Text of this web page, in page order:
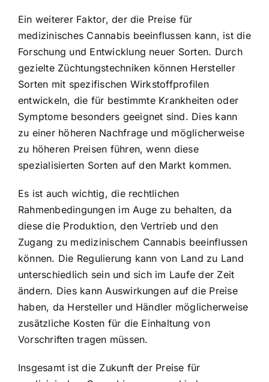
Ein weiterer Faktor, der die Preise für
medizinisches Cannabis beeinflussen kann, ist die
Forschung und Entwicklung neuer Sorten. Durch
gezielte Züchtungstechniken können Hersteller
Sorten mit spezifischen Wirkstoffprofilen
entwickeln, die für bestimmte Krankheiten oder
Symptome besonders geeignet sind. Dies kann
zu einer höheren Nachfrage und möglicherweise
zu höheren Preisen führen, wenn diese
spezialisierten Sorten auf den Markt kommen.
Es ist auch wichtig, die rechtlichen
Rahmenbedingungen im Auge zu behalten, da
diese die Produktion, den Vertrieb und den
Zugang zu medizinischem Cannabis beeinflussen
können. Die Regulierung kann von Land zu Land
unterschiedlich sein und sich im Laufe der Zeit
ändern. Dies kann Auswirkungen auf die Preise
haben, da Hersteller und Händler möglicherweise
zusätzliche Kosten für die Einhaltung von
Vorschriften tragen müssen.
Insgesamt ist die Zukunft der Preise für